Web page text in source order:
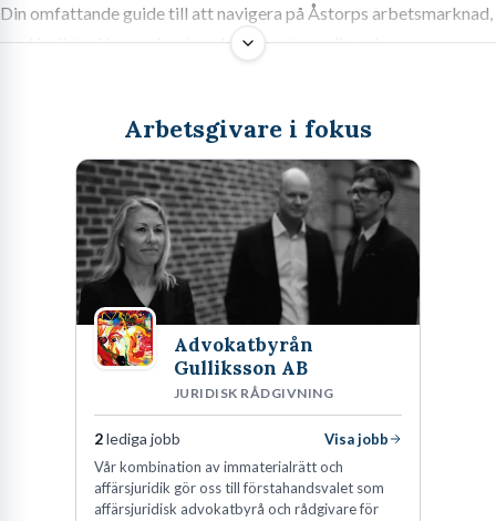
Din omfattande guide till att navigera på Åstorps arbetsmarknad,
med insikter i branscher, hur du presenterar dig och
Välkommen till Åstorp: En överblick
över jobbmöjligheterna
Åstorp, beläget mitt i den vackra skånska myllan, är mer än bara
en charmig småstad. Det är en plats där det lokala näringslivet
blomstrar och där nya karriärmöjligheter ständigt växer fram.
Här möts den lugna landsbygden med närheten till större städer,
vilket skapar en dynamisk arbetsmarknad med goda
om du är en erfaren specialist, en nyutexaminerad eller på väg att
byta bana, finns det potential att hitta din nästa utmaning här.
Arbetsgivare i fokus
Advokatbyrån
Gulliksson AB
JURIDISK RÅDGIVNING
2lediga jobb
Visa jobb
Vår kombination av immaterialrätt och
affärsjuridik gör oss till förstahandsvalet som
affärsjuridisk advokatbyrå och rådgivare för